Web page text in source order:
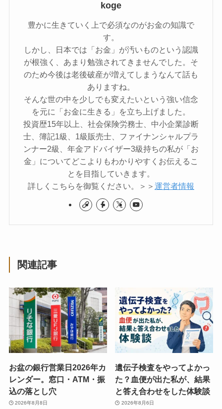
koge
豊かに生きていく上で必須なのがお金の知識で
す。
しかし、日本では「お金」が汚いものという認識
が根強く、あまり勉強されてきませんでした。そ
のため今後は老後破産が増えてしまうなんて話も
ありますね。
そんな世の中を少しでも変えたいという強い信念
を元に「お金に生きる」を立ち上げました。
投資歴15年以上、社会保険労務士、中小企業診断
士、簿記1級、1級販売士、ファイナンシャルプラ
ンナー2級、年金アドバイザー3級持ちの私が「お
金」についてどこよりもわかりやすくお伝えるこ
とを目指していきます。
詳しくこちらを御覧ください。＞＞ 運営者情報
関連記事
お盆の銀行営業日2026年カ
レンダー。窓口・ATM・振
込の落とし穴
2026年8月8日
遺伝子検査をやってよかっ
た？血便が出た私が、結果
と答え合わせをした体験談
2026年8月6日